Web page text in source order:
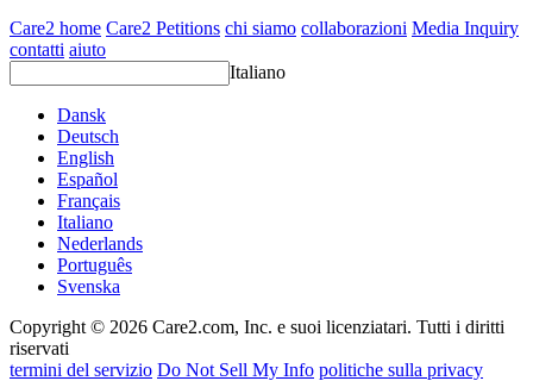
Care2 home Care2 Petitions chi siamo collaborazioni Media Inquiry
contatti aiuto
Italiano
Dansk
Deutsch
English
Español
Français
Italiano
Nederlands
Português
Svenska
Copyright © 2026 Care2.com, Inc. e suoi licenziatari. Tutti i diritti
riservati
termini del servizio Do Not Sell My Info politiche sulla privacy